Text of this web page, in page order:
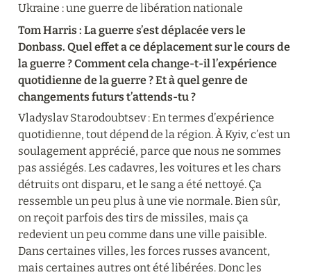
Ukraine : une guerre de libération nationale
Tom Harris : La guerre s’est déplacée vers le
Donbass. Quel effet a ce déplacement sur le cours de
la guerre ? Comment cela change-t-il l’expérience
quotidienne de la guerre ? Et à quel genre de
changements futurs t’attends-tu ?
Vladyslav Starodoubtsev : En termes d’expérience
quotidienne, tout dépend de la région. À Kyiv, c’est un
soulagement apprécié, parce que nous ne sommes
pas assiégés. Les cadavres, les voitures et les chars
détruits ont disparu, et le sang a été nettoyé. Ça
ressemble un peu plus à une vie normale. Bien sûr,
on reçoit parfois des tirs de missiles, mais ça
redevient un peu comme dans une ville paisible.
Dans certaines villes, les forces russes avancent,
mais certaines autres ont été libérées. Donc les